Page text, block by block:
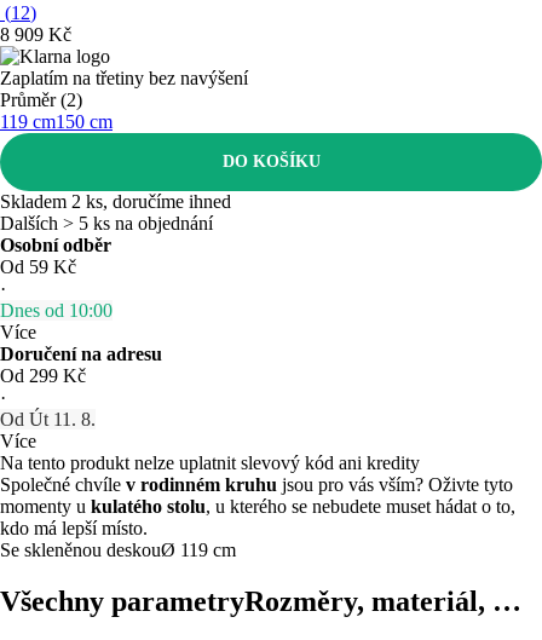
(12)
8 909 Kč
Zaplatím na třetiny bez navýšení
Průměr (2)
119 cm150 cm
DO KOŠÍKU
Skladem 2 ks, doručíme ihned
Dalších > 5 ks na objednání
Osobní odběr
Od 59 Kč
·
Dnes od 10:00
Více
Doručení na adresu
Od 299 Kč
·
Od Út 11. 8.
Více
Na tento produkt nelze uplatnit slevový kód ani kredity
Společné chvíle v rodinném kruhu jsou pro vás vším? Oživte tyto
momenty u kulatého stolu, u kterého se nebudete muset hádat o to,
kdo má lepší místo.
Se skleněnou deskouØ 119 cm
Všechny parametryRozměry, materiál, …